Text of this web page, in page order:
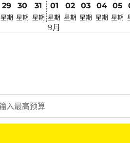
29
星期
30
星期
31
星期
01
星期
9月
02
星期
03
星期
04
星期
05
星期